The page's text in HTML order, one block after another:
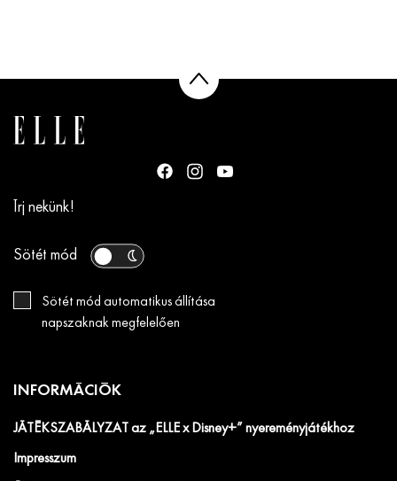
Írj nekünk!
Sötét mód
Sötét mód automatikus állítása
napszaknak megfelelően
INFORMÁCIÓK
JÁTÉKSZABÁLYZAT az „ELLE x Disney+” nyereményjátékhoz
Impresszum